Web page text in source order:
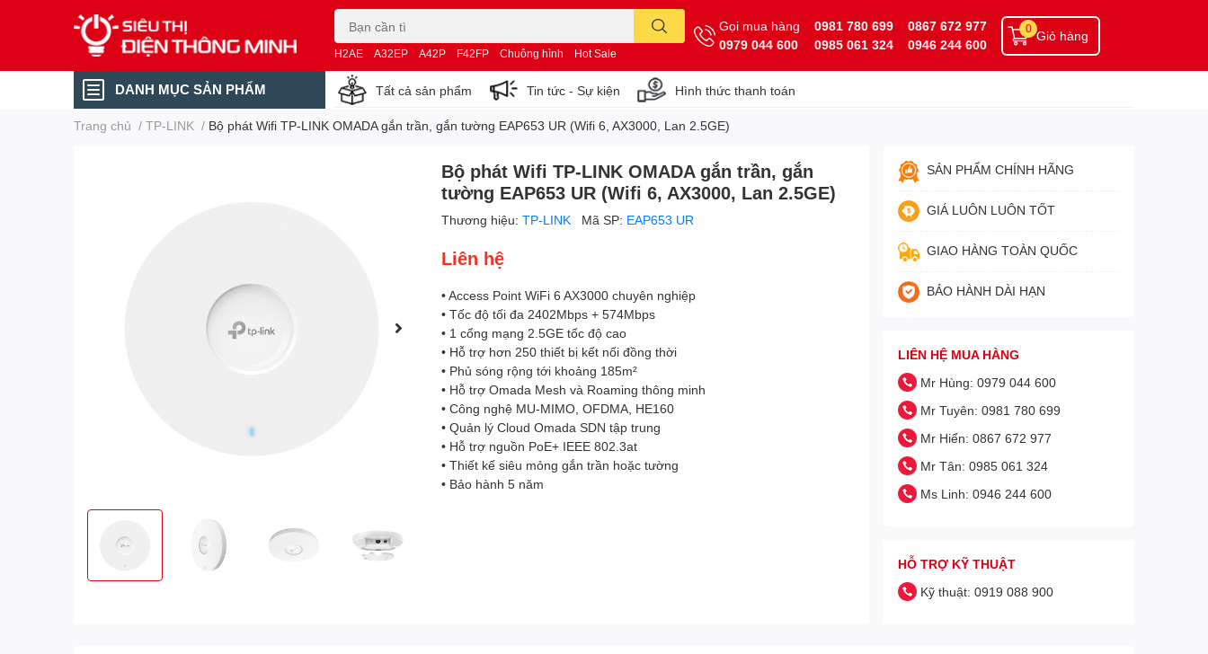
H2AE A32EP A42P F42FP Chuông hình Hot Sale
Gọi mua hàng
0979 044 600
0981 780 699
0985 061 324
0867 672 977
0946 244 600
Giỏ hàng
0
DANH MỤC SẢN PHẨM Tất cả sản phẩm Tin tức - Sự kiện Hình thức thanh toán
Trang chủ / TP-LINK / Bộ phát Wifi TP-LINK OMADA gắn trần, gắn tường EAP653 UR (Wifi 6, AX3000, Lan 2.5GE)
Bộ phát Wifi TP-LINK OMADA gắn trần, gắn
tường EAP653 UR (Wifi 6, AX3000, Lan 2.5GE)
Thương hiệu:TP-LINK Mã SP: EAP653 UR
Liên hệ
• Access Point WiFi 6 AX3000 chuyên nghiệp
• Tốc độ tối đa 2402Mbps + 574Mbps
• 1 cổng mạng 2.5GE tốc độ cao
• Hỗ trợ hơn 250 thiết bị kết nối đồng thời
• Phủ sóng rộng tới khoảng 185m²
• Hỗ trợ Omada Mesh và Roaming thông minh
• Công nghệ MU-MIMO, OFDMA, HE160
• Quản lý Cloud Omada SDN tập trung
• Hỗ trợ nguồn PoE+ IEEE 802.3at
• Thiết kế siêu mỏng gắn trần hoặc tường
• Bảo hành 5 năm
SẢN PHẨM CHÍNH HÃNG
GIÁ LUÔN LUÔN TỐT
GIAO HÀNG TOÀN QUỐC
BẢO HÀNH DÀI HẠN
LIÊN HỆ MUA HÀNG
Mr Hùng: 0979 044 600
Mr Tuyên: 0981 780 699
Mr Hiển: 0867 672 977
Mr Tân: 0985 061 324
Ms Linh: 0946 244 600
HỖ TRỢ KỸ THUẬT
Kỹ thuật: 0919 088 900